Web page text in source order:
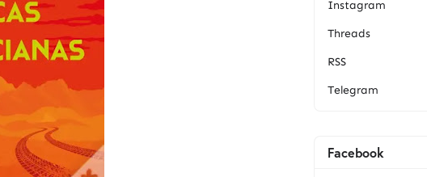
Instagram
Threads
RSS
Telegram
Facebook